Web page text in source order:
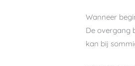
Wanneer
De overgang
kan bij